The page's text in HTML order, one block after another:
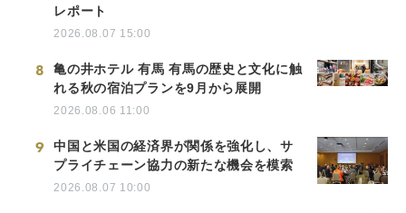
レポート
2026.08.07 15:00
8
亀の井ホテル 有馬 有馬の歴史と文化に触
れる秋の宿泊プランを9月から展開
2026.08.06 11:00
9
中国と米国の経済界が関係を強化し、サ
プライチェーン協力の新たな機会を模索
2026.08.07 10:00